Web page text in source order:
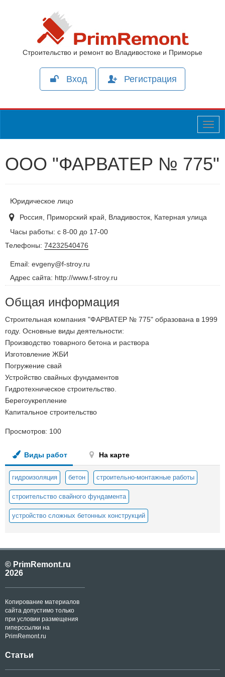
Строительство и ремонт во Владивостоке и Приморье
Вход Регистрация
ООО "ФАРВАТЕР № 775"
Юридическое лицо
Россия, Приморский край, Владивосток, Катерная улица
Часы работы: с 8-00 до 17-00
Телефоны: 74232540476
Email: evgeny@f-stroy.ru
Адрес сайта: http://www.f-stroy.ru
Общая информация
Строительная компания "ФАРВАТЕР № 775" образована в 1999
году. Основные виды деятельности:
Производство товарного бетона и раствора
Изготовление ЖБИ
Погружение свай
Устройство свайных фундаментов
Гидротехническое строительство.
Берегоукрепление
Капитальное строительство
Просмотров: 100
Виды работ На карте
гидроизоляция бетон строительно-монтажные работы
строительство свайного фундамента
устройство сложных бетонных конструкций
© PrimRemont.ru
2026
Копирование материалов
сайта допустимо только
при условии размещения
гиперссылки на
PrimRemont.ru
Статьи